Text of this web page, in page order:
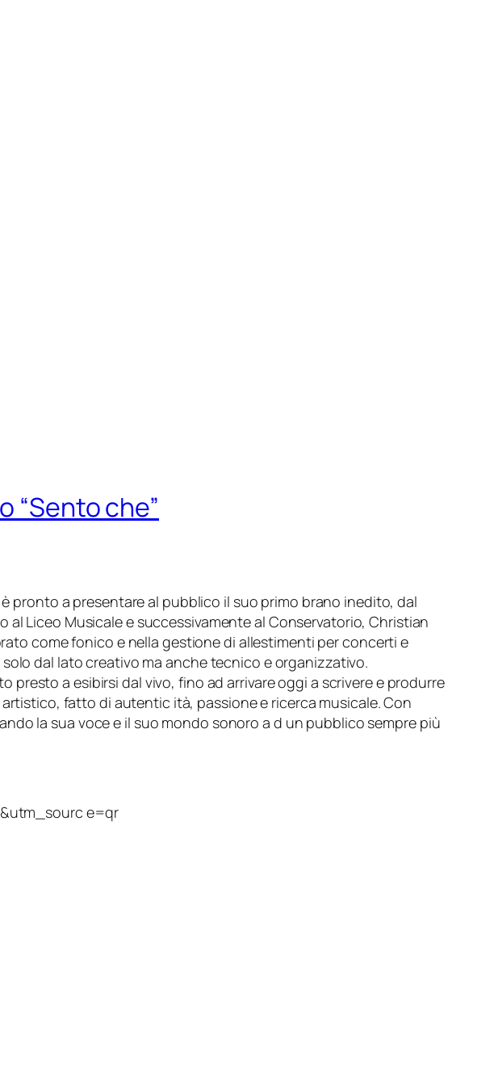
“Sento che”
pronto a presentare al pubblico il suo primo brano inedito, dal
Liceo Musicale e successivamente al Conservatorio, Christian
come fonico e nella gestione di allestimenti per concerti e
dal lato creativo ma anche tecnico e organizzativo.
a esibirsi dal vivo, fino ad arrivare oggi a scrivere e produrre
fatto di autentic ità, passione e ricerca musicale. Con
la sua voce e il suo mondo sonoro a d un pubblico sempre più
e=qr